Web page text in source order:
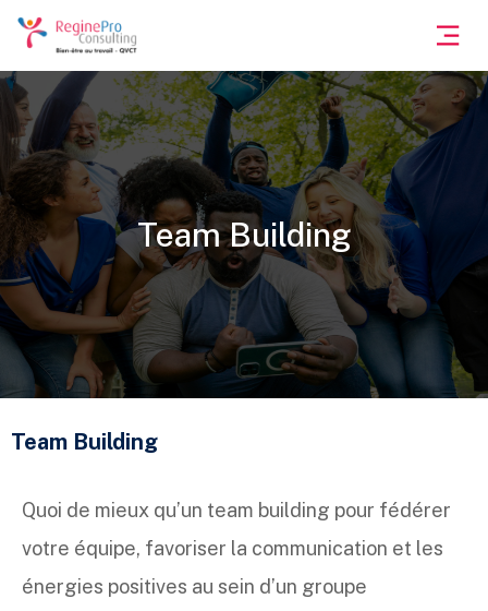
Team Building
Team Building
Quoi de mieux qu’un team building pour fédérer
votre équipe, favoriser la communication et les
énergies positives au sein d’un groupe